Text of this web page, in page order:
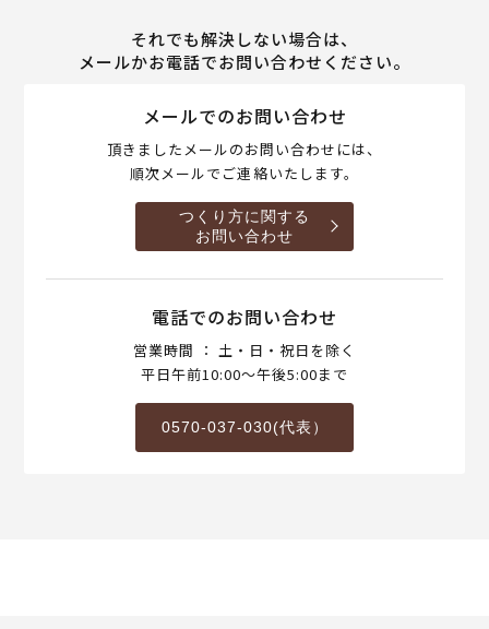
それでも解決しない場合は、
メールかお電話でお問い合わせください。
メールでのお問い合わせ
頂きましたメールのお問い合わせには、
順次メールでご連絡いたします。
つくり方に関する
お問い合わせ
電話でのお問い合わせ
営業時間 ： 土・日・祝日を除く
平日午前10:00～午後5:00まで
0570-037-030(代表）